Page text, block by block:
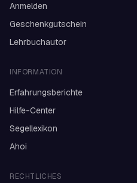
Anmelden
Geschenkgutschein
Lehrbuchautor
INFORMATION
Erfahrungsberichte
Hilfe-Center
Segellexikon
Ahoi
RECHTLICHES